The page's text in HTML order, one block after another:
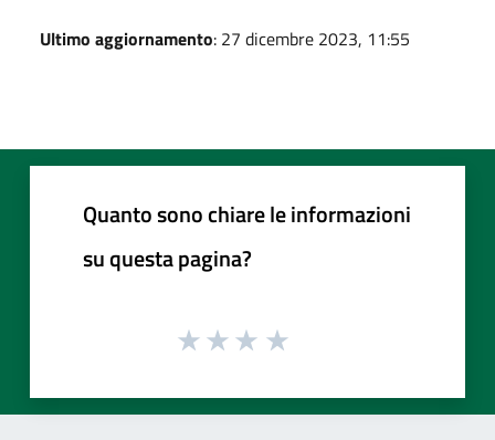
Ultimo aggiornamento: 27 dicembre 2023, 11:55
Quanto sono chiare le informazioni
su questa pagina?